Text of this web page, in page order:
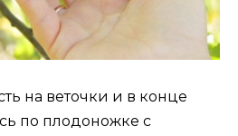
на веточки и в конце
по плодоножке с